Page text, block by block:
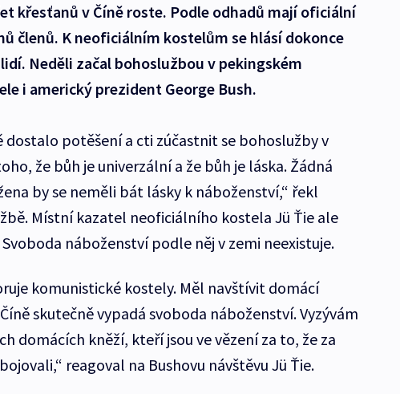
křesťanů v Číně roste. Podle odhadů mají oficiální
členů. K neoficiálním kostelům se hlásí dokonce
Neděli začal bohoslužbou v pekingském
i americký prezident George Bush.
dostalo potěšení a cti zúčastnit se bohoslužby v
že bůh je univerzální a že bůh je láska. Žádná
by se neměli bát lásky k náboženství,“ řekl
Místní kazatel neoficiálního kostela Jü Ťie ale
náboženství podle něj v zemi neexistuje.
komunistické kostely. Měl navštívit domácí
skutečně vypadá svoboda náboženství. Vyzývám
domácích kněží, kteří jsou ve vězení za to, že za
reagoval na Bushovu návštěvu Jü Ťie.